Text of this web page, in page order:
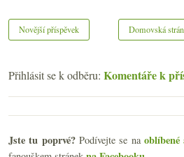
Novější příspěvek Domovská
Přihlásit se k odběru: Komentáře k
Jste tu poprvé?Podívejte se na